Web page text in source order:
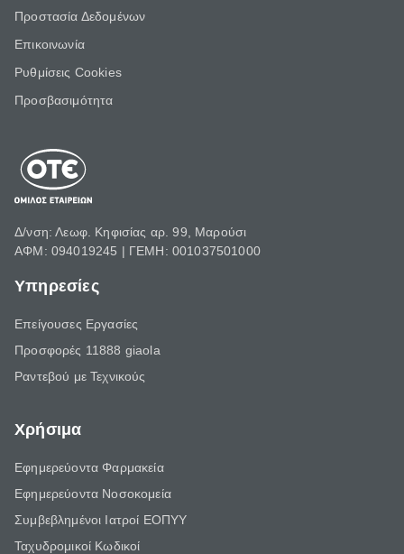
Προστασία Δεδομένων
Επικοινωνία
Ρυθμίσεις Cookies
Προσβασιμότητα
Δ/νση: Λεωφ. Κηφισίας αρ. 99, Μαρούσι
ΑΦΜ: 094019245 | ΓΕΜΗ: 001037501000
Υπηρεσίες
Επείγουσες Εργασίες
Προσφορές 11888 giaola
Ραντεβού με Τεχνικούς
Χρήσιμα
Εφημερεύοντα Φαρμακεία
Εφημερεύοντα Νοσοκομεία
Συμβεβλημένοι Ιατροί ΕΟΠΥΥ
Ταχυδρομικοί Κωδικοί